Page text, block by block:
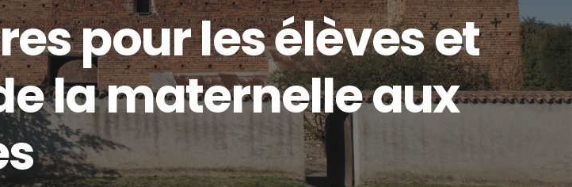
pour les élèves et
la maternelle aux